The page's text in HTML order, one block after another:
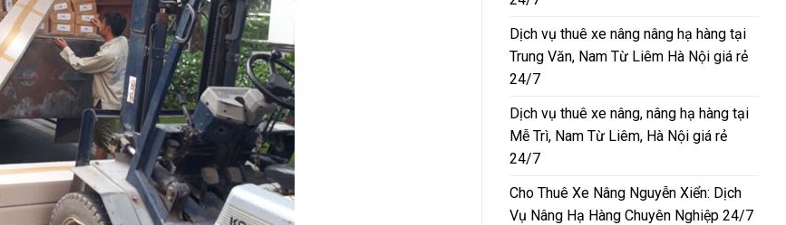
Dịch vụ thuê xe nâng nâng hạ hàng tại
Trung Văn, Nam Từ Liêm Hà Nội giá rẻ
24/7
Dịch vụ thuê xe nâng, nâng hạ hàng tại
Mễ Trì, Nam Từ Liêm, Hà Nội giá rẻ
24/7
Cho Thuê Xe Nâng Nguyễn Xiển: Dịch
Vụ Nâng Hạ Hàng Chuyên Nghiệp 24/7